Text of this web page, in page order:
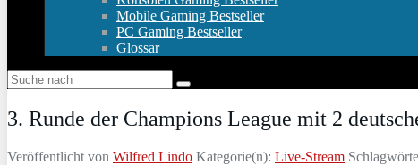
Mobile Gaming Bestseller
PC Gaming Bestseller
Glossar
3. Runde der Champions League mit 2
Veröffentlicht von Wilfred Lindo Kategorie(n): Live-Stream